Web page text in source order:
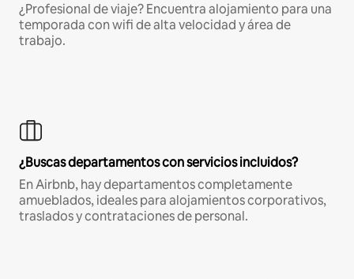
¿Profesional de viaje? Encuentra alojamiento para una
temporada con wifi de alta velocidad y área de
trabajo.
¿Buscas departamentos con servicios incluidos?
En Airbnb, hay departamentos completamente
amueblados, ideales para alojamientos corporativos,
traslados y contrataciones de personal.